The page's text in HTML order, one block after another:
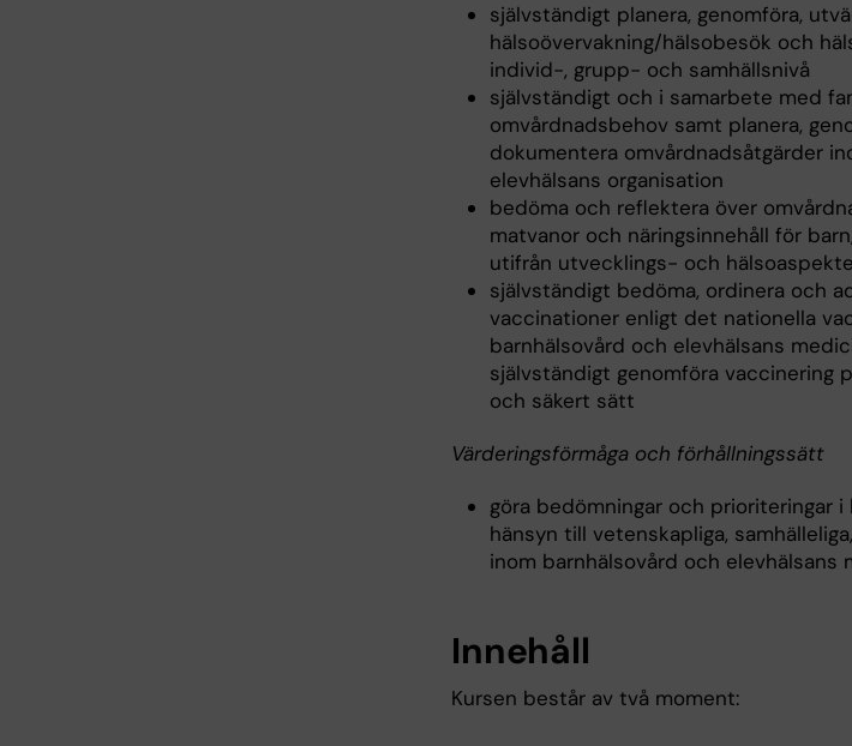
självständigt planera, genomföra,
hälsoövervakning/hälsobesök och
individ-, grupp- och samhällsnivå
självständigt och i samarbete med
omvårdnadsbehov samt planera,
dokumentera omvårdnadsåtgärder
elevhälsans organisation
bedöma och reflektera över
matvanor och näringsinnehåll för
utifrån utvecklings- och
självständigt bedöma, ordinera och
vaccinationer enligt det nationella
barnhälsovård och elevhälsans
självständigt genomföra vaccinering
och säkert sätt
Värderingsförmåga och förhållningssätt
göra bedömningar och prioriteringar
hänsyn till vetenskapliga,
inom barnhälsovård och elevhälsans
Innehåll
Kursen består av två moment: